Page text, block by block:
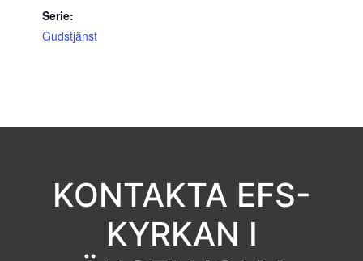
Serie:
Gudstjänst
KONTAKTA EFS-
KYRKAN I